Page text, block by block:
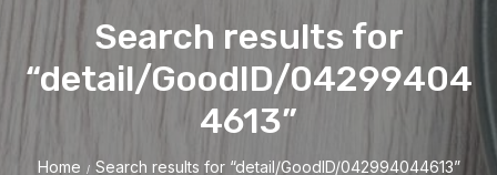
Search results for
“detail/GoodID/04299404
4613”
Home / Search results for “detail/GoodID/042994044613”